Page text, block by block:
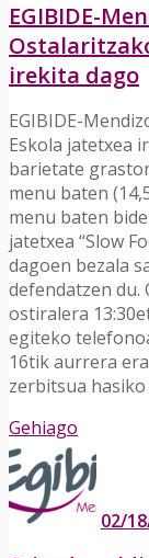
EGIBIDE-
irekita dago
EGIBIDE-
Eskola jatetxea
barietate
menu baten
menu baten
jatetxea “Slow
dagoen bezala
defendatzen du.
ostiralera
egiteko
16tik aurrera
zerbitsua
Gehiago
02/